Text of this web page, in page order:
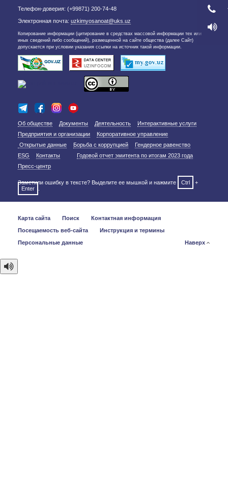
Телефон-доверия: (+99871) 200-74-48
Электронная почта: uzkimyosanoat@uks.uz
Копирование информации (цитирование в средствах массовой информации тех или
иных сведений либо сообщений), размещенной на сайте общества (далее Сайт)
допускается при условии указания ссылки на источник такой информации.
Об обществе Документы Деятельность
Интерактивные услуги
Предприятия и организации
Корпоративное управление
Открытые данные
Борьба с коррупцией
Гендерное равенство
ESG
Контакты
Годовой отчет эмитента по итогам 2023 года
Пресс-центр
Заметили ошибку в тексте? Выделите ее мышкой и нажмите Ctrl
+
Enter
Карта сайта Поиск
Контактная информация
Посещаемость веб-сайта
Инструкция и термины
Персональные данные
Наверх